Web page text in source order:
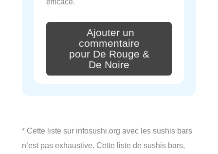
Ajouter un
commentaire
pour De Rouge &
De Noire
* Cette liste sur infosushi.org avec les sushis bars
n’est pas exhaustive. Cette liste de sushis bars,